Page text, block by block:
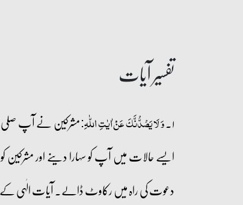
تفسیر آیات
۱۔ وَ لَا یَصُدُّنَّکَ عَنۡ اٰیٰتِ اللّٰہِ:مشرکین نے آپ صلی
ایسے حالات میں آپ کو سہارا دینے اور
دعوت کی راہ میں رکاوٹ ڈالے۔ آیات الٰہی کے